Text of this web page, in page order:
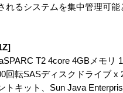
れるシステムを集中管理可
T2 4core 4GBメモリ
回転SASディスクドライブ x
トキット、Sun Java